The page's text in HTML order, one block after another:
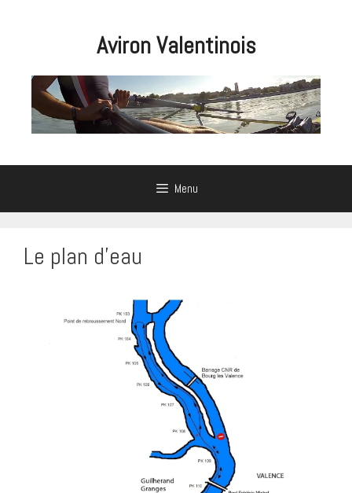
Aviron Valentinois
Menu
Le plan d’eau